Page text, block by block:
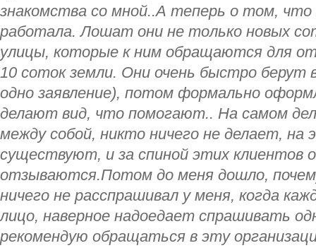
знакомства со мной..А теперь о том, что
работала. Лошат они не только новых
улицы, которые к ним обращаются для
10 соток земли. Они очень быстро берут
одно заявление), потом формально
делают вид, что помогают.. На самом
между собой, никто ничего не делает, на
существуют, и за спиной этих клиентов
отзываются.Потом до меня дошло,
ничего не расспрашивал у меня, когда
лицо, наверное надоедает спрашивать
рекомендую обращаться в эту